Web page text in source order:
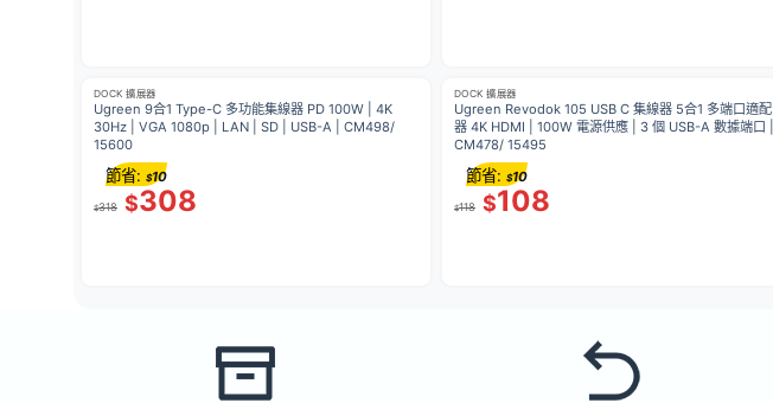
DOCK 擴展器
Ugreen 9合1 Type-C 多功能集線器 PD 100W | 4K
30Hz | VGA 1080p | LAN | SD | USB-A | CM498/
15600
$318 $308
節省: $10
DOCK 擴展器
Ugreen Revodok 105 USB C 集線器 5合1 多端口適配
器 4K HDMI | 100W 電源供應 | 3 個 USB-A 數據端口 |
CM478/ 15495
$118 $108
節省: $10